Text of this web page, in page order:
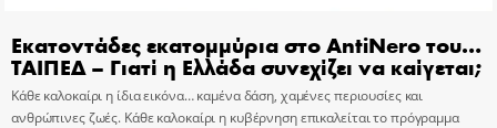
Εκατοντάδες εκατομμύρια στο AntiNero του…
ΤΑΙΠΕΔ – Γιατί η Ελλάδα συνεχίζει να καίγεται;
Κάθε καλοκαίρι η ίδια εικόνα… καμένα δάση, χαμένες περιουσίες και
ανθρώπινες ζωές. Κάθε καλοκαίρι η κυβέρνηση επικαλείται το πρόγραμμα